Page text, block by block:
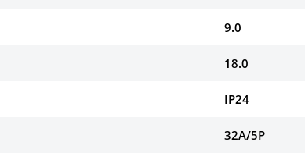
9.0
18.0
IP24
32A/5P